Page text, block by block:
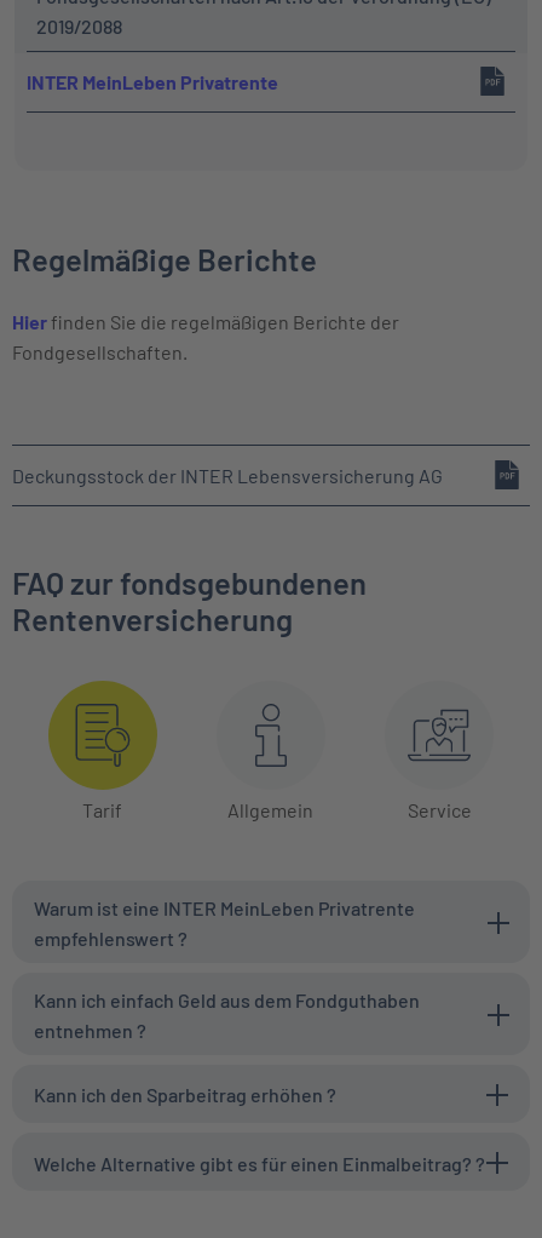
2019/2088
INTER MeinLeben Privatrente
Regelmäßige Berichte
Hierfinden Sie die regelmäßigen Berichte der
Fondgesellschaften.
Deckungsstock der INTER Lebensversicherung AG
FAQ zur fondsgebundenen
Rentenversicherung
Tarif Allgemein Service
Warum ist eine INTER MeinLeben Privatrente
empfehlenswert ?
Kann ich einfach Geld aus dem Fondguthaben
entnehmen ?
Kann ich den Sparbeitrag erhöhen ?
Welche Alternative gibt es für einen Einmalbeitrag? ?